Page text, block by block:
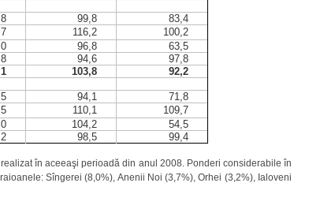
99,8
83,4
116,2
100,2
96,8
63,5
94,6
97,8
103,8
92,2
94,1
71,8
110,1
109,7
104,2
54,5
98,5 99,4
în aceeaşi perioadă din anul 2008. Ponderi considerabile în
Sîngerei (8,0%), Anenii Noi (3,7%), Orhei (3,2%), Ialoveni